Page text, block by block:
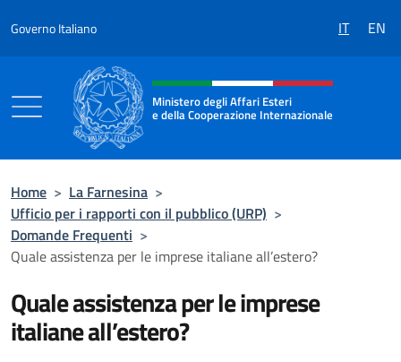
Governo Italiano IT EN
Intestazione sito, social e menù
Ministero degli Affari Esteri
e della Cooperazione Internazionale
Home > La Farnesina >
Ufficio per i rapporti con il pubblico (URP) >
Domande Frequenti >
Quale assistenza per le imprese italiane all’estero?
Quale assistenza per le imprese
italiane all’estero?